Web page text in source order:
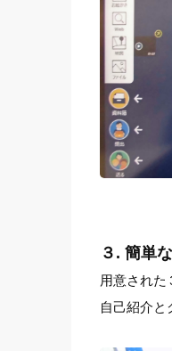
３. 簡単
用意された
自己紹介と